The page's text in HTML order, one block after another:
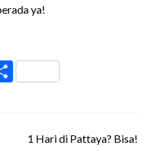
ya!
Share
1 Hari di Pattaya? Bisa!